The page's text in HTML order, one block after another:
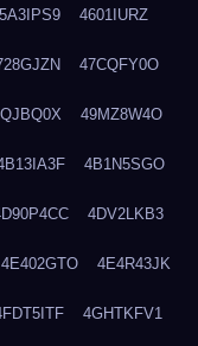
4601IURZ
47CQFY0O
49MZ8W4O
4B1N5SGO
4DV2LKB3
4E402GTO 4E4R43JK
4GHTKFV1